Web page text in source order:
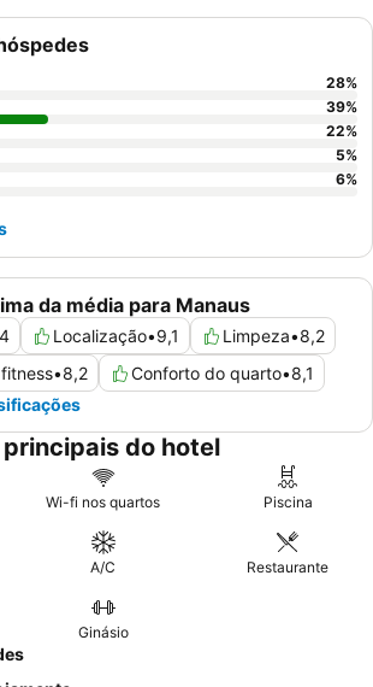
cozinha regional. Para a melhor
solicitar um quarto num andar superior
e para minimizar o potencial ruído da rua.
da média para Manaus
Localização•9,1 Limpeza•8,2
•8,2 Conforto do quarto•8,1
28%
39%
22%
5%
6%
do hotel
Wi-fi nos quartos Piscina
A/C Restaurante
Ginásio